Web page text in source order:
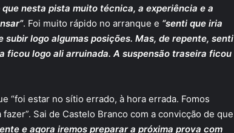
nesta pista muito técnica, a experiência e a
. Foi muito rápido no arranque e “senti que iria
logo algumas posições. Mas, de repente, senti
ficou logo ali arruinada. A suspensão traseira ficou
“foi estar no sítio errado, à hora errada. Fomos
Sai de Castelo Branco com a convicção de que
e agora iremos preparar a próxima prova com